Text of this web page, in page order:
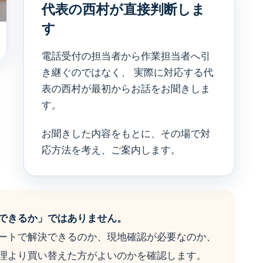
代表の西村が直接判断しま
す
電話受付の担当者から作業担当者へ引
き継ぐのではなく、 実際に対応する代
表の西村が最初からお話をお聞きしま
す。
お聞きした内容をもとに、その場で対
応方法を考え、ご案内します。
きるか」ではありません。
で解決できるのか、現地確認が必要なのか、
り買い替えた方がよいのかを確認します。